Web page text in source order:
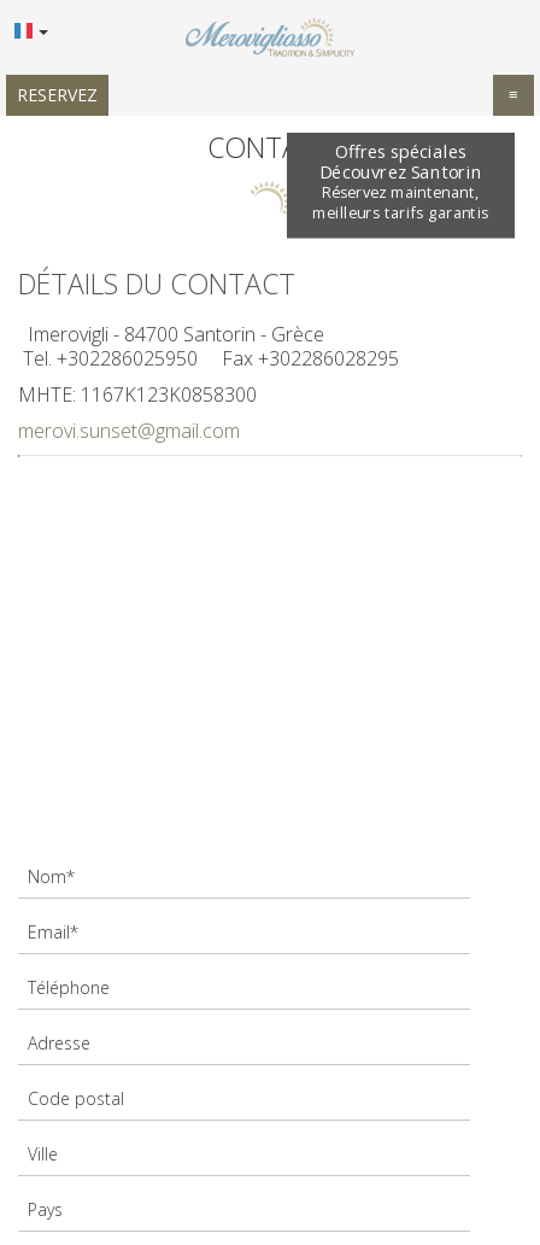
≡
RESERVEZ
ACCUEIL
SITUATION
HÉBERGEMENT
FACILITÉS
GALERIE PHOTOS
OFFRES
IMPRESSIONS
CONTACT
DÉTAILS DU CONTACT
Imerovigli - 84700 Santorin - Grèce
Tel. +302286025950
Fax +302286028295
MHTE: 1167Κ123Κ0858300
merovi.sunset@gmail.com
Offres spéciales
Découvrez Santorin
Réservez maintenant,
meilleurs tarifs garantis